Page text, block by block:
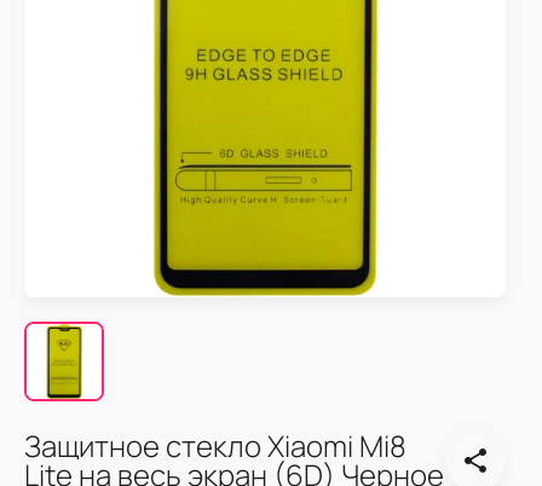
Защитное стекло Xiaomi Mi8
Lite на весь экран (6D) Черное